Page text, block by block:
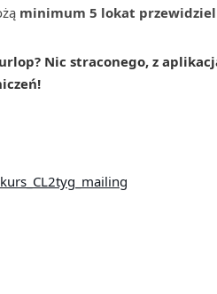
minimum 5 lokat
Nic straconego, z